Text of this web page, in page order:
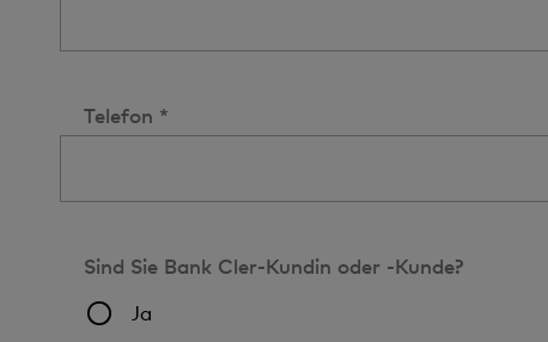
Telefon *
Sind Sie Bank Cler-Kundin oder -Kunde?
Ja